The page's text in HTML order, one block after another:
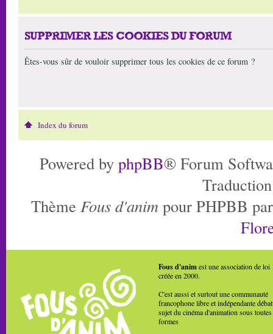
SUPPRIMER LES COOKIES DU FORUM
Êtes-vous sûr de vouloir supprimer tous les cookies de ce forum ?
Index du forum
Powered by phpBB® Forum
Thème Fous d'anim pour PHPBB
Fous d'animest une association de loi
créée en 2000.
C'est aussi et surtout une communauté
francophone libre et indépendante
sujet du cinéma d'animation sous toutes
formes